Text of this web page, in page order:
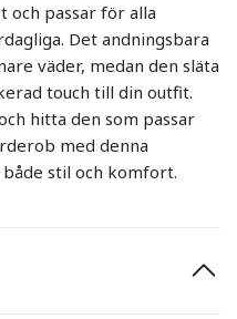
och passar för alla
Det andningsbara
väder, medan den släta
touch till din outfit.
hitta den som passar
med denna
stil och komfort.